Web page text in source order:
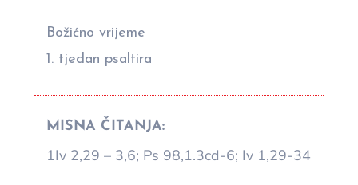
Božićno vrijeme
1. tjedan psaltira
MISNA ČITANJA:
1Iv 2,29 – 3,6; Ps 98,1.3cd-6; Iv 1,29-34